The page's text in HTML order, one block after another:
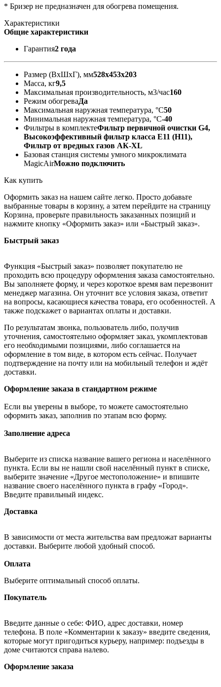
* Бризер не предназначен для обогрева помещения.
Характеристики
Общие характеристики
Гарантия2 года
Размер (ВxШxГ), мм528х453х203
Масса, кг9,5
Максимальная производительность, м3/час160
Режим обогреваДа
Максимальная наружная температура, °С50
Минимальная наружная температура, °С-40
Фильтры в комплектеФильтр первичной очистки G4,
Высокоэффективный фильтр класса E11 (Н11),
Фильтр от вредных газов АК-XL
Базовая станция системы умного микроклимата
MagicAirМожно подключить
Как купить
Оформить заказ на нашем сайте легко. Просто добавьте
выбранные товары в корзину, а затем перейдите на страницу
Корзина, проверьте правильность заказанных позиций и
нажмите кнопку «Оформить заказ» или «Быстрый заказ».
Быстрый заказ
Функция «Быстрый заказ» позволяет покупателю не
проходить всю процедуру оформления заказа самостоятельно.
Вы заполняете форму, и через короткое время вам перезвонит
менеджер магазина. Он уточнит все условия заказа, ответит
на вопросы, касающиеся качества товара, его особенностей. А
также подскажет о вариантах оплаты и доставки.
По результатам звонка, пользователь либо, получив
уточнения, самостоятельно оформляет заказ, укомплектовав
его необходимыми позициями, либо соглашается на
оформление в том виде, в котором есть сейчас. Получает
подтверждение на почту или на мобильный телефон и ждёт
доставки.
Оформление заказа в стандартном режиме
Если вы уверены в выборе, то можете самостоятельно
оформить заказ, заполнив по этапам всю форму.
Заполнение адреса
Выберите из списка название вашего региона и населённого
пункта. Если вы не нашли свой населённый пункт в списке,
выберите значение «Другое местоположение» и впишите
название своего населённого пункта в графу «Город».
Введите правильный индекс.
Доставка
В зависимости от места жительства вам предложат варианты
доставки. Выберите любой удобный способ.
Оплата
Выберите оптимальный способ оплаты.
Покупатель
Введите данные о себе: ФИО, адрес доставки, номер
телефона. В поле «Комментарии к заказу» введите сведения,
которые могут пригодиться курьеру, например: подъезды в
доме считаются справа налево.
Оформление заказа